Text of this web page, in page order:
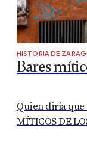
HISTORIA DE
Bares
Quien diría que
MÍTICOS DE